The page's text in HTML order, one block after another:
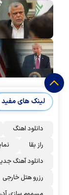
لینک های مفید
دانلود اهنگ
راز بقا
دانلود آهنگ
رزرو هتل خارجی